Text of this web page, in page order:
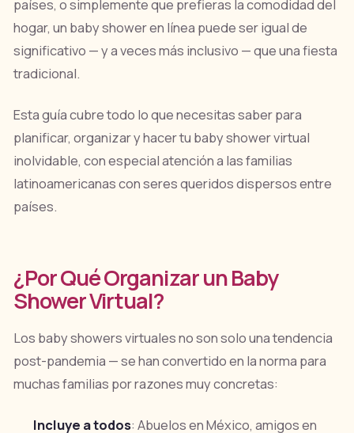
países, o simplemente que prefieras la comodidad del
hogar, un baby shower en línea puede ser igual de
significativo — y a veces más inclusivo — que una fiesta
tradicional.
Esta guía cubre todo lo que necesitas saber para
planificar, organizar y hacer tu baby shower virtual
inolvidable, con especial atención a las familias
latinoamericanas con seres queridos dispersos entre
países.
¿Por Qué Organizar un Baby
Shower Virtual?
Los baby showers virtuales no son solo una tendencia
post-pandemia — se han convertido en la norma para
muchas familias por razones muy concretas:
Incluye a todos: Abuelos en México, amigos en